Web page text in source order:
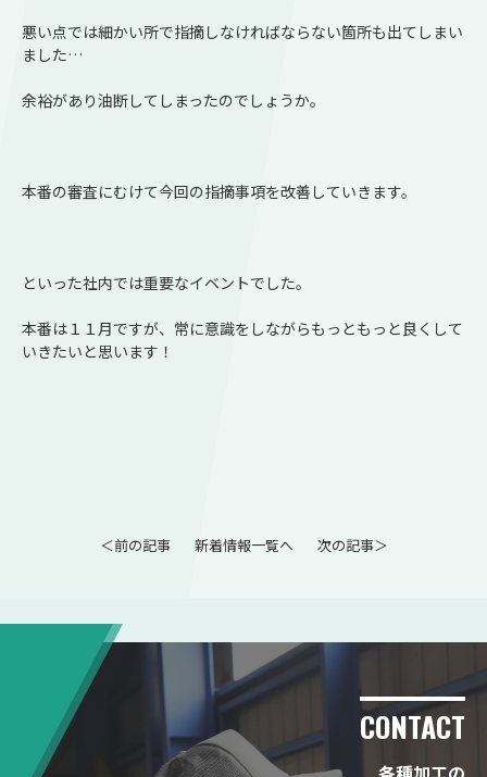
悪い点では細かい所で指摘しなければならない箇所も出てしまい
ました…
余裕があり油断してしまったのでしょうか。
本番の審査にむけて今回の指摘事項を改善していきます。
といった社内では重要なイベントでした。
本番は１１月ですが、常に意識をしながらもっともっと良くして
いきたいと思います！
＜前の記事 新着情報一覧へ 次の記事＞
CONTACT